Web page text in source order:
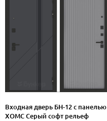
Входная дверь БН-12 с панелью
ХОМС Серый софт рельеф